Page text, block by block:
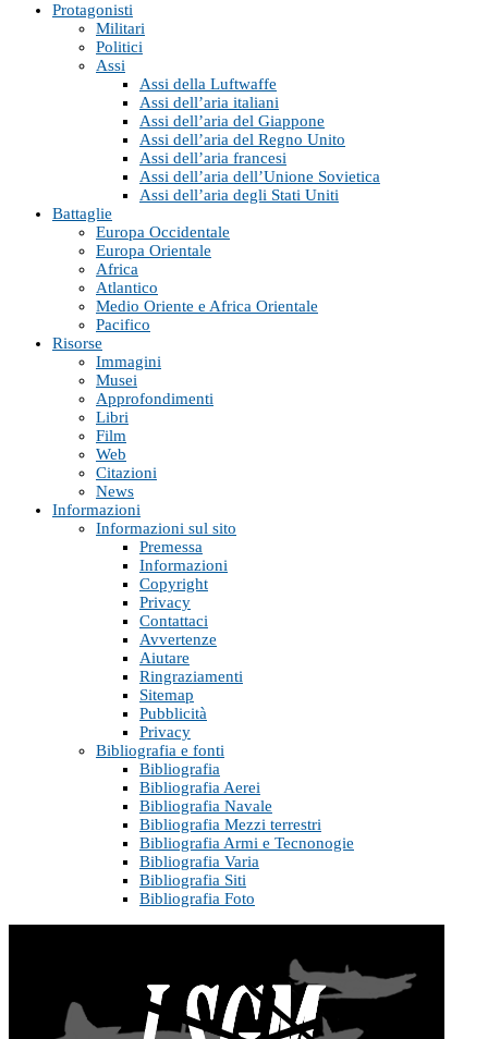
Protagonisti
Militari
Politici
Assi
Assi della Luftwaffe
Assi dell’aria italiani
Assi dell’aria del Giappone
Assi dell’aria del Regno Unito
Assi dell’aria francesi
Assi dell’aria dell’Unione Sovietica
Assi dell’aria degli Stati Uniti
Battaglie
Europa Occidentale
Europa Orientale
Africa
Atlantico
Medio Oriente e Africa Orientale
Pacifico
Risorse
Immagini
Musei
Approfondimenti
Libri
Film
Web
Citazioni
News
Informazioni
Informazioni sul sito
Premessa
Informazioni
Copyright
Privacy
Contattaci
Avvertenze
Aiutare
Ringraziamenti
Sitemap
Pubblicità
Privacy
Bibliografia e fonti
Bibliografia
Bibliografia Aerei
Bibliografia Navale
Bibliografia Mezzi terrestri
Bibliografia Armi e Tecnonogie
Bibliografia Varia
Bibliografia Siti
Bibliografia Foto